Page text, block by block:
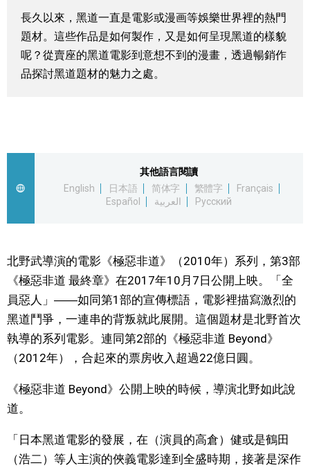
視覺日本
臺灣香港
財經
文化
科學技術
生活
運動
長久以來，黑道一直是電影或漫画等娛樂世界裡的熱門
題材。這些作品是如何製作，又是如何呈現黑道的樣貌
呢？從賣座的黑道電影到意想不到的漫畫，透過暢銷作
品探討黑道題材的魅力之處。
其他語言閱讀
English
日本語 简体字 繁體字
Français
Español
العربية Русский
北野武導演的電影《極惡非道》（2010年）系列，第3部
《極惡非道 最終章》在2017年10月7日公開上映。「全
員惡人」――如同第1部的宣傳標語，電影裡描寫激烈的
黑道鬥爭，一連串的背叛就此展開。這個題材是北野首次
執導的系列電影。連同第2部的《極惡非道 Beyond》
（2012年），合起來的票房收入超過22億日圓。
《極惡非道 Beyond》公開上映的時候，導演北野如此說
道。
「日本黑道電影的發展，在（演員的高倉）健或是鶴田
（浩二）等人主演的俠義電影達到全盛時期，接著是深作